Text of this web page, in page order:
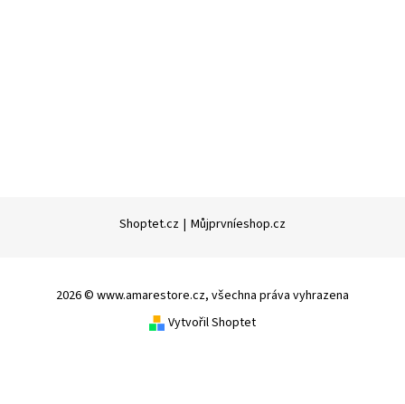
Shoptet.cz | Můjprvníeshop.cz
2026 © www.amarestore.cz, všechna práva vyhrazena
Vytvořil Shoptet